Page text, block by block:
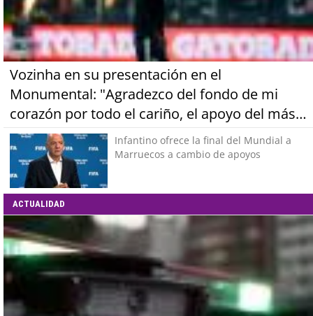
Vozinha en su presentación en el
Monumental: "Agradezco del fondo de mi
corazón por todo el cariño, el apoyo del más
grande de Chile"Infantino ofrece la final del Mundial a
Marruecos a cambio de apoyos
ACTUALIDAD